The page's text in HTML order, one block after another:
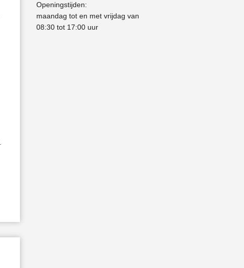
Openingstijden:
maandag tot en met vrijdag van
08:30 tot 17:00 uur